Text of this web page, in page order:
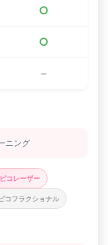
○
○
−
ニング
コレーザー
コフラクショナル